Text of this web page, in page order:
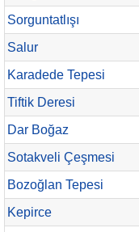
Sorguntatlışı
Salur
Karadede Tepesi
Tiftik Deresi
Dar Boğaz
Sotakveli Çeşmesi
Bozoğlan Tepesi
Kepirce